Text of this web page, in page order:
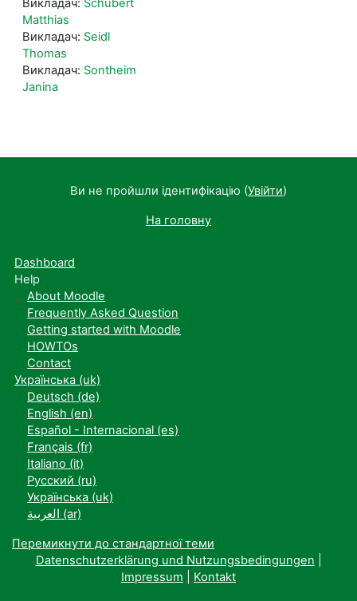
Викладач: Schubert
Matthias
Викладач: Seidl
Thomas
Викладач: Sontheim
Janina
Ви не пройшли ідентифікацію (Увійти)
На головну
Dashboard
Help
About Moodle
Frequently Asked Question
Getting started with Moodle
HOWTOs
Contact
Українська ‎(uk)‎
Deutsch ‎(de)‎
English ‎(en)‎
Español - Internacional ‎(es)‎
Français ‎(fr)‎
Italiano ‎(it)‎
Русский ‎(ru)‎
Українська ‎(uk)‎
العربية ‎(ar)‎
Перемикнути до стандартної теми
Datenschutzerklärung und Nutzungsbedingungen
Impressum
Kontakt